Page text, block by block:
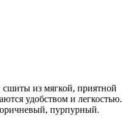
из мягкой, приятной
удобством и легкостью.
пурпурный.